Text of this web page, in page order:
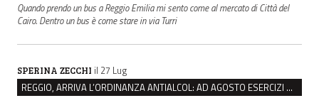
Quando prendo un bus a Reggio Emilia mi sento come al mercato di Città del
Cairo. Dentro un bus è come stare in via Turri
SPERINA ZECCHI il 27 Lug
REGGIO, ARRIVA L’ORDINANZA ANTIALCOL: AD AGOSTO ESERCIZI DI VICINATO CHIUSI DALLE 22 ALLE 6